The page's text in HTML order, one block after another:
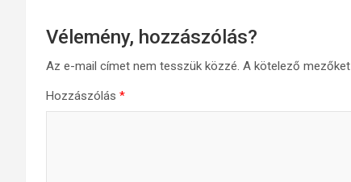
Vélemény, hozzászólás?
Az e-mail címet nem tesszük közzé. A kötelező mezőket
Hozzászólás *